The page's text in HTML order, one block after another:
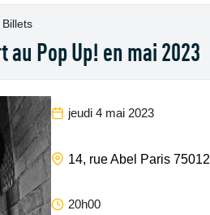
Pop Up! en mai 2023
jeudi 4 mai 2023
14, rue Abel Paris 75012
20h00